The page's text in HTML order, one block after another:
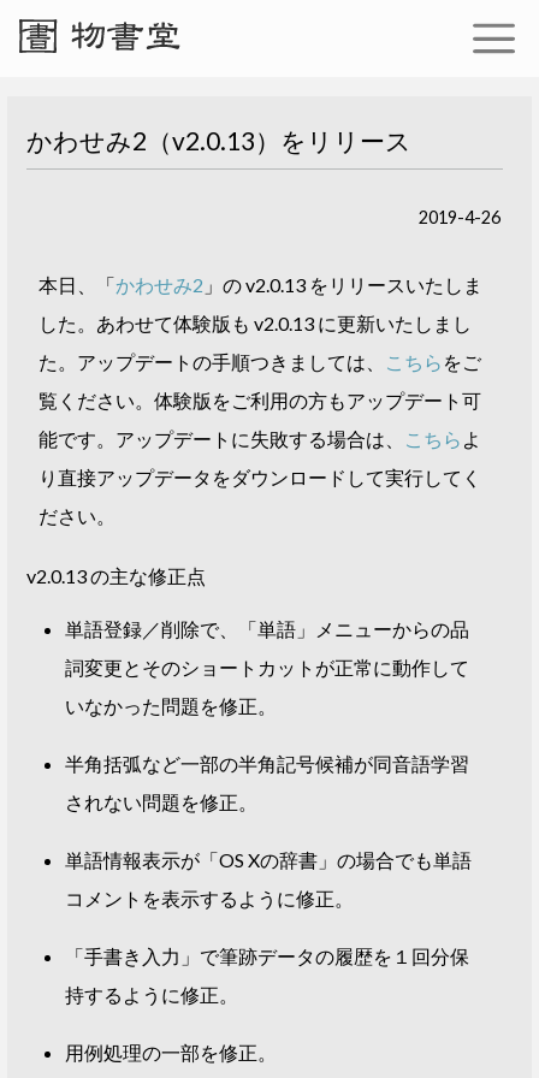
かわせみ2（v2.0.13）をリリース
2019-4-26
本日、「かわせみ2 」の v2.0.13 をリリースいたしま
した。あわせて体験版も v2.0.13 に更新いたしまし
た。アップデートの手順つきましては、 こちら をご
覧ください。体験版をご利用の方もアップデート可
能です。アップデートに失敗する場合は、 こちら よ
り直接アップデータをダウンロードして実行してく
ださい。
v2.0.13 の主な修正点
単語登録／削除で、「単語」メニューからの品
詞変更とそのショートカットが正常に動作して
いなかった問題を修正。
半角括弧など一部の半角記号候補が同音語学習
されない問題を修正。
単語情報表示が「OS Xの辞書」の場合でも単語
コメントを表示するように修正。
「手書き入力」で筆跡データの履歴を１回分保
持するように修正。
用例処理の一部を修正。